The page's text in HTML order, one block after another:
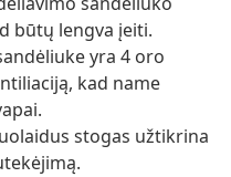
būtų lengva įeiti.
yra 4 oro
kad name
stogas užtikrina